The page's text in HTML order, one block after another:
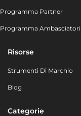
Programma Partner
Programma Ambasciatori
Risorse
Strumenti Di Marchio
Blog
Categorie